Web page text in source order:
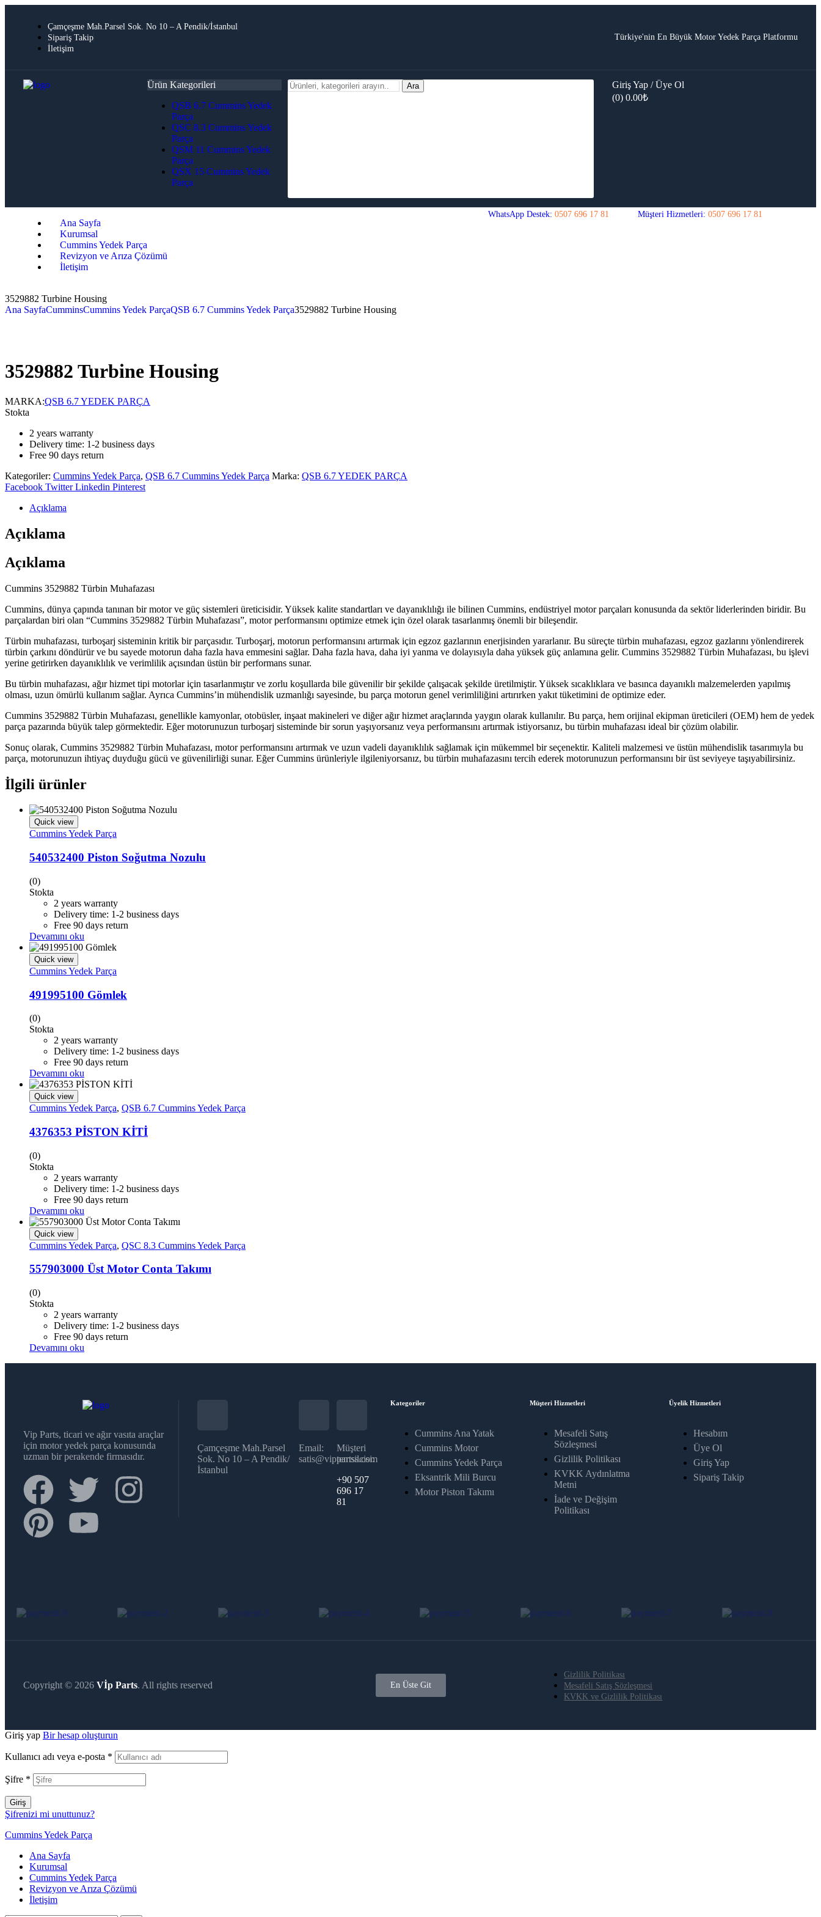
Çamçeşme Mah.Parsel Sok. No 10 – A Pendik/İstanbul
Sipariş Takip
İletişim
Türkiye'nin En Büyük Motor Yedek Parça Platformu
Ürün Kategorileri
QSB 6.7 Cummins Yedek
Parça
QSC 8.3 Cummins Yedek
Parça
QSM 11 Cummins Yedek
Parça
QSX 15 Cummins Yedek
Parça
Ara
Giriş Yap / Üye Ol
(0) 0.00₺
Ana Sayfa
Kurumsal
Cummins Yedek Parça
Revizyon ve Arıza Çözümü
İletişim
WhatsApp Destek: 0507 696 17 81 Müşteri Hizmetleri: 0507 696 17 81
3529882 Turbine Housing
Ana SayfaCumminsCummins Yedek ParçaQSB 6.7 Cummins Yedek Parça3529882 Turbine Housing
3529882 Turbine Housing
MARKA:QSB 6.7 YEDEK PARÇA
Stokta
2 years warranty
Delivery time: 1-2 business days
Free 90 days return
Kategoriler: Cummins Yedek Parça, QSB 6.7 Cummins Yedek Parça Marka: QSB 6.7 YEDEK PARÇA
Facebook Twitter Linkedin Pinterest
Açıklama
Açıklama
Açıklama
Cummins 3529882 Türbin Muhafazası
Cummins, dünya çapında tanınan bir motor ve güç sistemleri üreticisidir. Yüksek kalite standartları ve dayanıklılığı ile bilinen Cummins, endüstriyel motor parçaları konusunda da sektör liderlerinden biridir. Bu
parçalardan biri olan “Cummins 3529882 Türbin Muhafazası”, motor performansını optimize etmek için özel olarak tasarlanmış önemli bir bileşendir.
Türbin muhafazası, turboşarj sisteminin kritik bir parçasıdır. Turboşarj, motorun performansını artırmak için egzoz gazlarının enerjisinden yararlanır. Bu süreçte türbin muhafazası, egzoz gazlarını yönlendirerek
türbin çarkını döndürür ve bu sayede motorun daha fazla hava emmesini sağlar. Daha fazla hava, daha iyi yanma ve dolayısıyla daha yüksek güç anlamına gelir. Cummins 3529882 Türbin Muhafazası, bu işlevi
yerine getirirken dayanıklılık ve verimlilik açısından üstün bir performans sunar.
Bu türbin muhafazası, ağır hizmet tipi motorlar için tasarlanmıştır ve zorlu koşullarda bile güvenilir bir şekilde çalışacak şekilde üretilmiştir. Yüksek sıcaklıklara ve basınca dayanıklı malzemelerden yapılmış
olması, uzun ömürlü kullanım sağlar. Ayrıca Cummins’in mühendislik uzmanlığı sayesinde, bu parça motorun genel verimliliğini artırırken yakıt tüketimini de optimize eder.
Cummins 3529882 Türbin Muhafazası, genellikle kamyonlar, otobüsler, inşaat makineleri ve diğer ağır hizmet araçlarında yaygın olarak kullanılır. Bu parça, hem orijinal ekipman üreticileri (OEM) hem de yedek
parça pazarında büyük talep görmektedir. Eğer motorunuzun turboşarj sisteminde bir sorun yaşıyorsanız veya performansını artırmak istiyorsanız, bu türbin muhafazası ideal bir çözüm olabilir.
Sonuç olarak, Cummins 3529882 Türbin Muhafazası, motor performansını artırmak ve uzun vadeli dayanıklılık sağlamak için mükemmel bir seçenektir. Kaliteli malzemesi ve üstün mühendislik tasarımıyla bu
parça, motorunuzun ihtiyaç duyduğu gücü ve güvenilirliği sunar. Eğer Cummins ürünleriyle ilgileniyorsanız, bu türbin muhafazasını tercih ederek motorunuzun performansını bir üst seviyeye taşıyabilirsiniz.
İlgili ürünler
Quick view
Cummins Yedek Parça
540532400 Piston Soğutma Nozulu
(0)
Stokta
2 years warranty
Delivery time: 1-2 business days
Free 90 days return
Devamını oku
Quick view
Cummins Yedek Parça
491995100 Gömlek
(0)
Stokta
2 years warranty
Delivery time: 1-2 business days
Free 90 days return
Devamını oku
Quick view
Cummins Yedek Parça, QSB 6.7 Cummins Yedek Parça
4376353 PİSTON KİTİ
(0)
Stokta
2 years warranty
Delivery time: 1-2 business days
Free 90 days return
Devamını oku
Quick view
Cummins Yedek Parça, QSC 8.3 Cummins Yedek Parça
557903000 Üst Motor Conta Takımı
(0)
Stokta
2 years warranty
Delivery time: 1-2 business days
Free 90 days return
Devamını oku
Vip Parts, ticari ve ağır vasıta araçlar
için motor yedek parça konusunda
uzman bir perakende firmasıdır.
Çamçeşme Mah.Parsel
Sok. No 10 – A Pendik/
İstanbul
Email:
satis@vippartss.com
Müşteri
temsilcisi:
+90 507
696 17
81
Kategoriler
Cummins Ana Yatak
Cummins Motor
Cummins Yedek Parça
Eksantrik Mili Burcu
Motor Piston Takımı
Müşteri Hizmetleri
Mesafeli Satış
Sözleşmesi
Gizlilik Politikası
KVKK Aydınlatma
Metni
İade ve Değişim
Politikası
Üyelik Hizmetleri
Hesabım
Üye Ol
Giriş Yap
Sipariş Takip
Copyright © 2026 Vİp Parts. All rights reserved En Üste Git
Gizlilik Politikası
Mesafeli Satış Sözleşmesi
KVKK ve Gizlilik Politikası
Giriş yap Bir hesap oluşturun
Kullanıcı adı veya e-posta *
Şifre *
Giriş
Şifrenizi mi unuttunuz?
Cummins Yedek Parça
Ana Sayfa
Kurumsal
Cummins Yedek Parça
Revizyon ve Arıza Çözümü
İletişim